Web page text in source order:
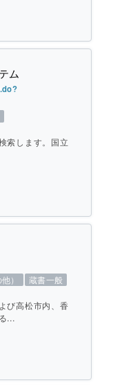
断して検索
ム
索します。国立
断して検索
） 蔵書一般
び高松市内、香
...